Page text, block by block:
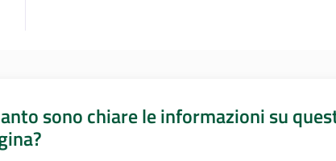
sono chiare le informazioni su